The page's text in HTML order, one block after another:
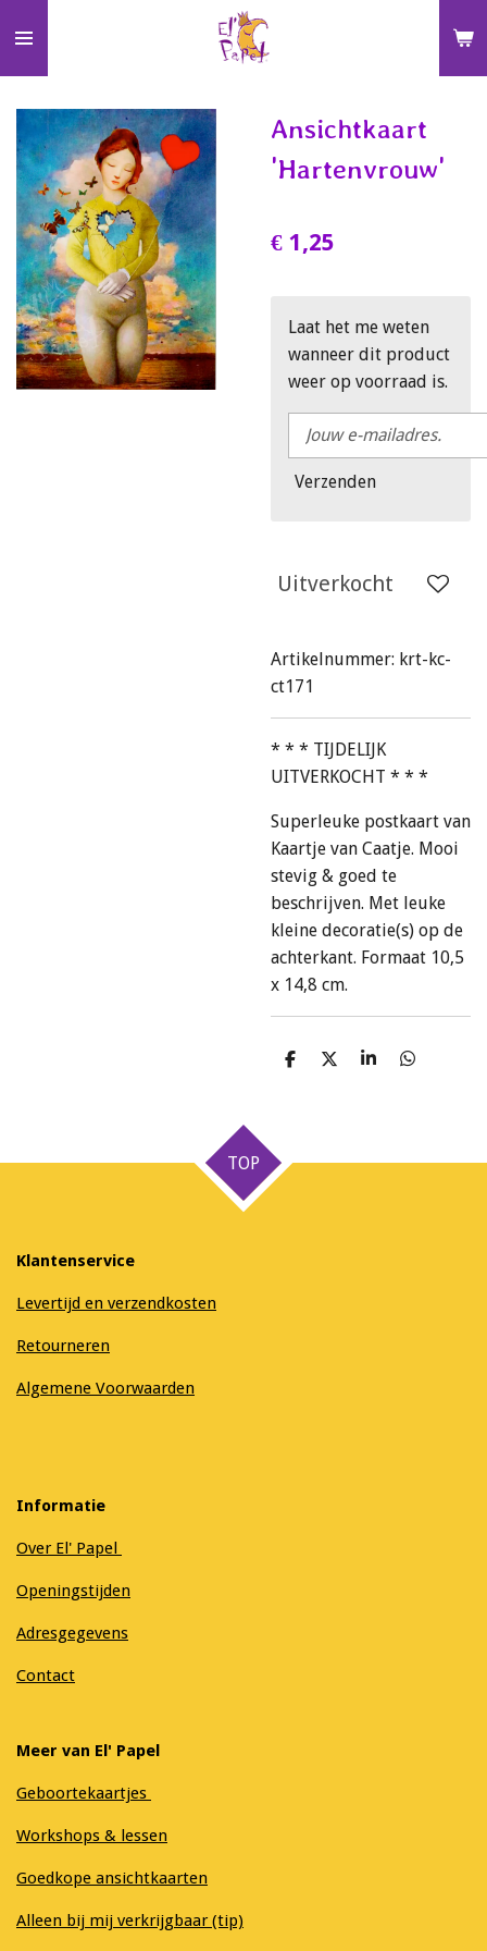
direct
naar
de
hoofdinhoud
Ansichtkaart
'Hartenvrouw'
€ 1,25
Laat het me weten
wanneer dit product
weer op voorraad is.
Verzenden
Uitverkocht
Artikelnummer: krt-kc-
ct171
* * * TIJDELIJK
UITVERKOCHT * * *
Superleuke postkaart van
Kaartje van Caatje. Mooi
stevig & goed te
beschrijven. Met leuke
kleine decoratie(s) op de
achterkant. Formaat 10,5
x 14,8 cm.
D
D
S
D
TOP
Klantenservice
Levertijd en verzendkosten
Retourneren
Algemene Voorwaarden
Informatie
Over El' Papel
Openingstijden
Adresgegevens
Contact
Meer van El' Papel
Geboortekaartjes
Workshops & lessen
Goedkope ansichtkaarten
Alleen bij mij verkrijgbaar (tip)